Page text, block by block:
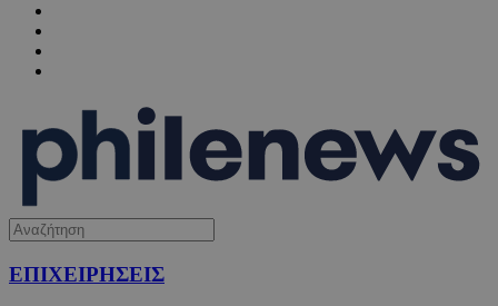
ΕΠΙΧΕΙΡΗΣΕΙΣ